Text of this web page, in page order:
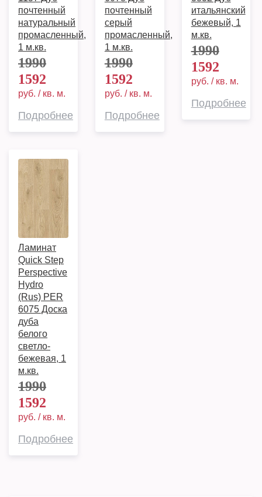
почтенный
натуральный
промасленный,
1 м.кв.
1990
1592
руб. / кв. м.
Подробнее
почтенный
серый
промасленный,
1 м.кв.
1990
1592
руб. / кв. м.
Подробнее
итальянский
бежевый, 1
м.кв.
1990
1592
руб. / кв. м.
Подробнее
Ламинат
Quick Step
Perspective
Hydro
(Rus) PER
6075 Доска
дуба
белого
светло-
бежевая, 1
м.кв.
1990
1592
руб. / кв. м.
Подробнее